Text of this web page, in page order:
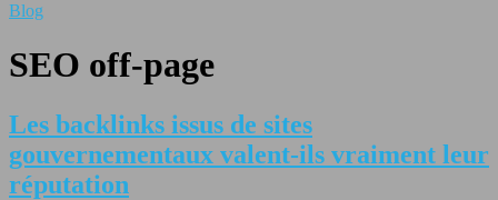
Blog
SEO off-page
Les backlinks issus de sites
gouvernementaux valent-ils vraiment leur
réputation